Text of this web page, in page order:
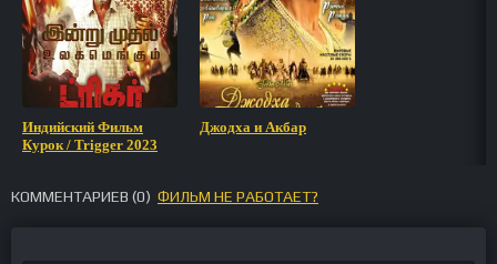
Индийский Фильм
Курок / Trigger 2023
Джодха и Акбар
КОММЕНТАРИЕВ (0) ФИЛЬМ НЕ РАБОТАЕТ?